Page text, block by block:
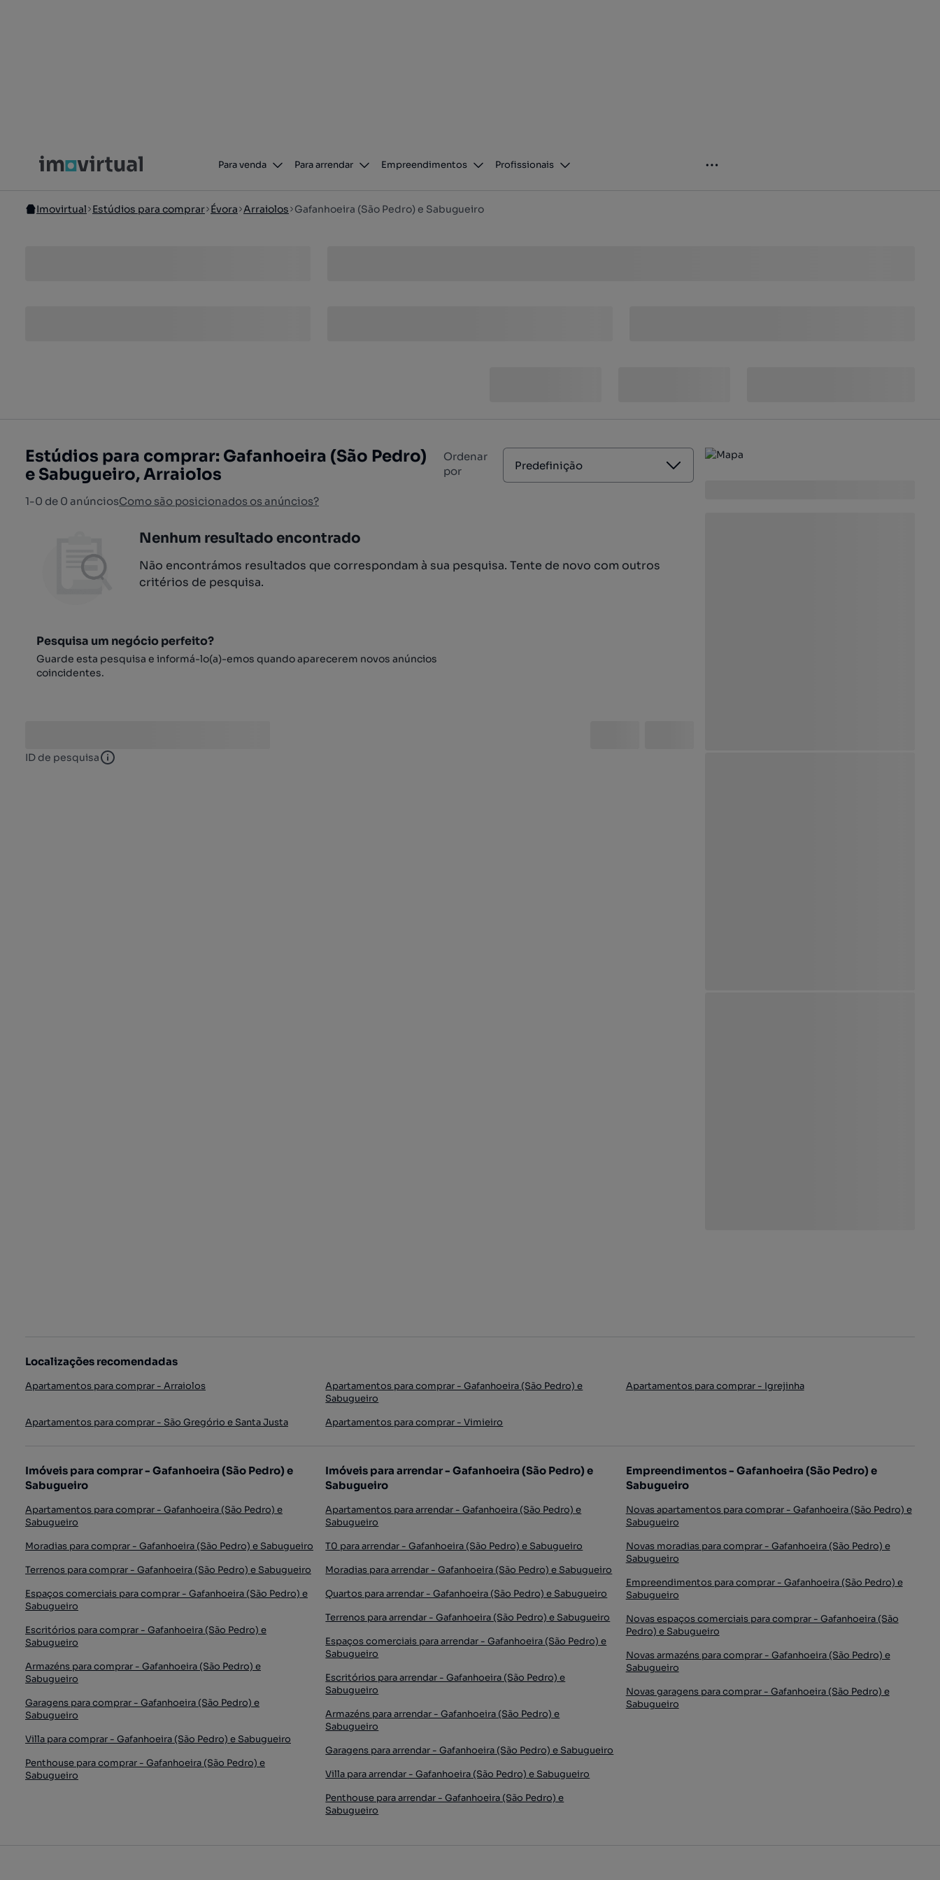
Para venda Para arrendar Empreendimentos Profissionais
Imovirtual Estúdios para comprar Évora Arraiolos Gafanhoeira (São Pedro) e Sabugueiro
Estúdios para comprar: Gafanhoeira (São Pedro)
e Sabugueiro, Arraiolos
1-0 de 0 anúnciosComo são posicionados os anúncios?
Ordenar
por
Predefinição
Nenhum resultado encontrado
Não encontrámos resultados que correspondam à sua pesquisa. Tente de novo com outros
critérios de pesquisa.
Pesquisa um negócio perfeito?
Guarde esta pesquisa e informá-lo(a)-emos quando aparecerem novos anúncios
coincidentes.
ID de pesquisa ID de pesquisa
Localizações recomendadas
Apartamentos para comprar - Arraiolos
Apartamentos para comprar - Gafanhoeira (São Pedro) e
Sabugueiro
Apartamentos para comprar - Igrejinha
Apartamentos para comprar - São Gregório e Santa Justa Apartamentos para comprar - Vimieiro
Imóveis para comprar - Gafanhoeira (São Pedro) e
Sabugueiro
Apartamentos para comprar - Gafanhoeira (São Pedro) e
Sabugueiro
Moradias para comprar - Gafanhoeira (São Pedro) e Sabugueiro
Terrenos para comprar - Gafanhoeira (São Pedro) e Sabugueiro
Espaços comerciais para comprar - Gafanhoeira (São Pedro) e
Sabugueiro
Escritórios para comprar - Gafanhoeira (São Pedro) e
Sabugueiro
Armazéns para comprar - Gafanhoeira (São Pedro) e
Sabugueiro
Garagens para comprar - Gafanhoeira (São Pedro) e
Sabugueiro
Villa para comprar - Gafanhoeira (São Pedro) e Sabugueiro
Penthouse para comprar - Gafanhoeira (São Pedro) e
Sabugueiro
Imóveis para arrendar - Gafanhoeira (São Pedro) e
Sabugueiro
Apartamentos para arrendar - Gafanhoeira (São Pedro) e
Sabugueiro
T0 para arrendar - Gafanhoeira (São Pedro) e Sabugueiro
Moradias para arrendar - Gafanhoeira (São Pedro) e Sabugueiro
Quartos para arrendar - Gafanhoeira (São Pedro) e Sabugueiro
Terrenos para arrendar - Gafanhoeira (São Pedro) e Sabugueiro
Espaços comerciais para arrendar - Gafanhoeira (São Pedro) e
Sabugueiro
Escritórios para arrendar - Gafanhoeira (São Pedro) e
Sabugueiro
Armazéns para arrendar - Gafanhoeira (São Pedro) e
Sabugueiro
Garagens para arrendar - Gafanhoeira (São Pedro) e Sabugueiro
Villa para arrendar - Gafanhoeira (São Pedro) e Sabugueiro
Penthouse para arrendar - Gafanhoeira (São Pedro) e
Sabugueiro
Empreendimentos - Gafanhoeira (São Pedro) e
Sabugueiro
Novas apartamentos para comprar - Gafanhoeira (São Pedro) e
Sabugueiro
Novas moradias para comprar - Gafanhoeira (São Pedro) e
Sabugueiro
Empreendimentos para comprar - Gafanhoeira (São Pedro) e
Sabugueiro
Novas espaços comerciais para comprar - Gafanhoeira (São
Pedro) e Sabugueiro
Novas armazéns para comprar - Gafanhoeira (São Pedro) e
Sabugueiro
Novas garagens para comprar - Gafanhoeira (São Pedro) e
Sabugueiro